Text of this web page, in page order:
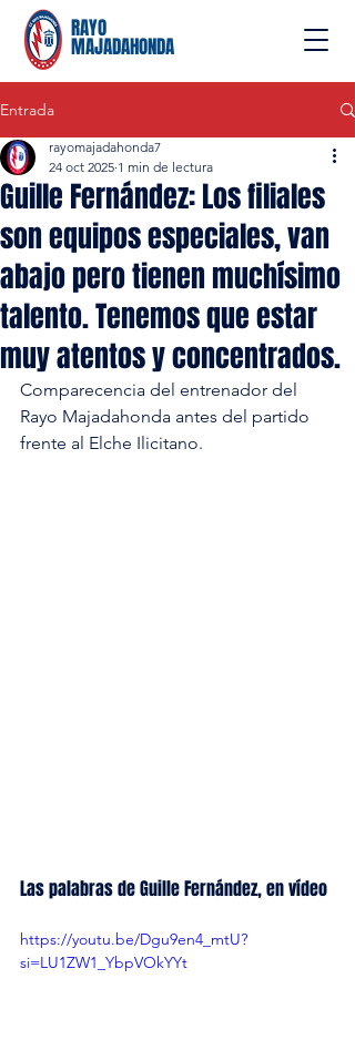
RAYO
MAJADAHONDA
Entrada
Guille Fernández: Los filiales
son equipos especiales, van
abajo pero tienen muchísimo
talento. Tenemos que estar
muy atentos y concentrados.
rayomajadahonda7
24 oct 2025 1 min de lectura
Comparecencia del entrenador del
Rayo Majadahonda antes del partido
frente al Elche Ilicitano.
Las palabras de Guille Fernández, en vídeo
https://youtu.be/Dgu9en4_mtU?
si=LU1ZW1_YbpVOkYYt